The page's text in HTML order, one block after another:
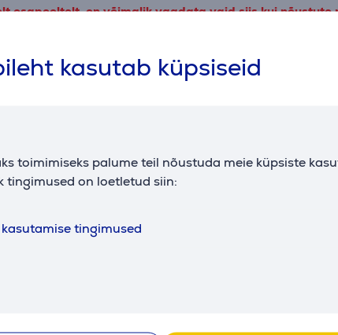
kasutab küpsiseid
toimimiseks palume teil nõustuda meie küpsiste
tingimused on loetletud siin:
tingimused
osapooltelt, on võimalik vaadata vaid siis kui nõustute
Sarnased tooted